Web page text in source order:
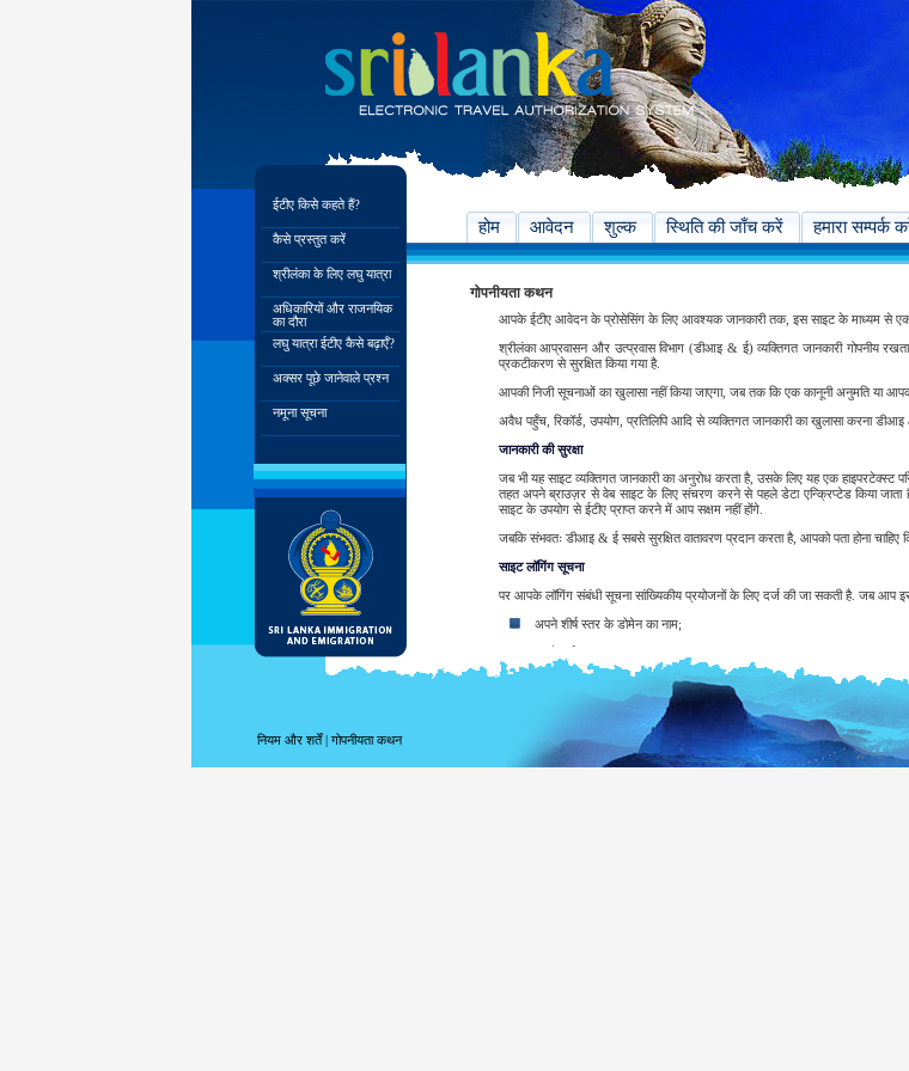
ईटीए किसे कहते हैं?
कैसे प्रस्तुत करें
श्रीलंका के लिए लघु यात्रा
अधिकारियों और राजनयिक
का दौरा
लघु यात्रा ईटीए कैसे बढ़ाएँ?
अक्सर पूछे जानेवाले प्रश्न
नमूना सूचना
होम आवेदन शुल्क स्थिति की जाँच करें हमारा सम्पर्क
गोपनीयता कथन
आपके ईटीए आवेदन के प्रोसेसिंग के लिए आवश्यक जानकारी तक, इस साइट के माध्यम से
श्रीलंका आप्रवासन और उत्प्रवास विभाग (डीआइ & ई) व्यक्तिगत जानकारी गोपनीय
प्रकटीकरण से सुरक्षित किया गया है.
आपकी निजी सूचनाओं का खुलासा नहीं किया जाएगा, जब तक कि एक कानूनी अनुमति या
अवैध पहुँच, रिकॉर्ड, उपयोग, प्रतिलिपि आदि से व्यक्तिगत जानकारी का खुलासा करना
जानकारी की सुरक्षा
जब भी यह साइट व्यक्तिगत जानकारी का अनुरोध करता है, उसके लिए यह एक हाइपरटेक्स्ट
तहत अपने ब्राउज़र से वेब साइट के लिए संचरण करने से पहले डेटा एन्क्रिप्टेड किया जाता
साइट के उपयोग से ईटीए प्राप्त करने में आप सक्षम नहीं होंगे.
जबकि संभवतः डीआइ & ई सबसे सुरक्षित वातावरण प्रदान करता है, आपको पता होना
साइट लॉगिंग सूचना
पर आपके लॉगिंग संबंधी सूचना सांख्यिकीय प्रयोजनों के लिए दर्ज की जा सकती है. जब आप
अपने शीर्ष स्तर के डोमेन का नाम;
तारीख और साइट की यात्रा का समय;
पूर्ववत पहुँचे साइट;
उपयोग किये गये ब्राउज़र के प्रकार;
नियम और शर्तें| गोपनीयता कथन